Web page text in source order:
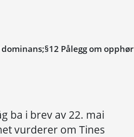
Pålegg om opphør
ba i brev av 22. mai
vurderer om Tines